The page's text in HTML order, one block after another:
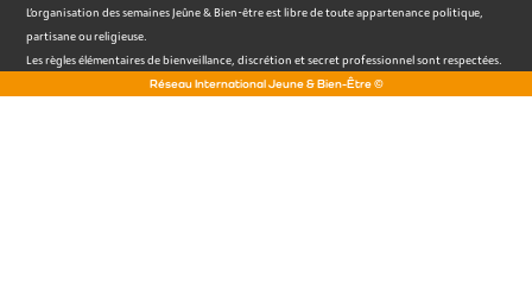
L’organisation des semaines Jeûne & Bien-être est libre de toute appartenance politique,
partisane ou religieuse.
Les règles élémentaires de bienveillance, discrétion et secret professionnel sont respectées.
Réseau International Jeune & Bien-Être ©